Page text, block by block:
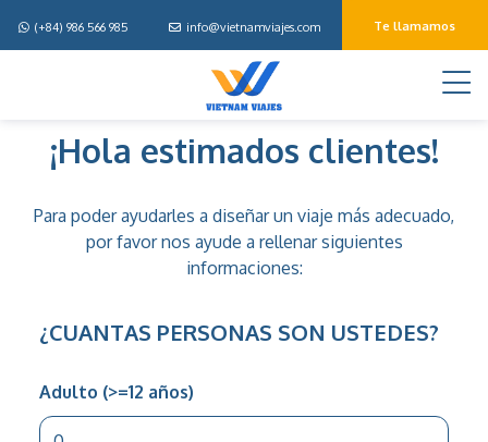
(+84) 986 566 985 info@vietnamviajes.com Te llamamos
¡Hola estimados clientes!
Para poder ayudarles a diseñar un viaje más adecuado,
por favor nos ayude a rellenar siguientes
informaciones:
¿CUANTAS PERSONAS SON USTEDES?
Adulto (>=12 años)